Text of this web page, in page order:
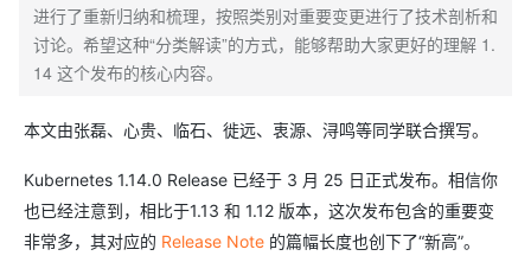
进行了重新归纳和梳理，按照类别对重要变更进行了技术剖析和
讨论。希望这种“分类解读”的方式，能够帮助大家更好的理解 1.
14 这个发布的核心内容。
本文由张磊、心贵、临石、徙远、衷源、浔鸣等同学联合撰写。
Kubernetes 1.14.0 Release 已经于 3 月 25 日正式发布。相信你
也已经注意到，相比于1.13 和 1.12 版本，这次发布包含的重要变
非常多，其对应的 Release Note 的篇幅长度也创下了“新高”。